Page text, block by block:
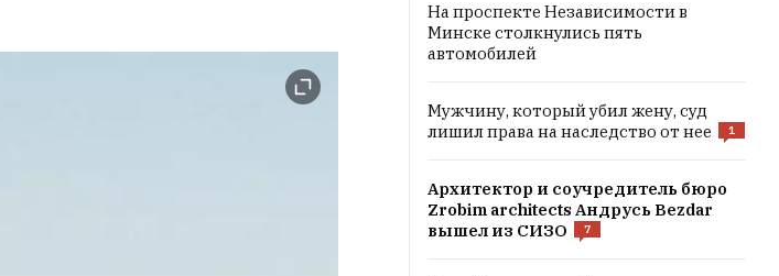
На проспекте Независимости в
Минске столкнулись пять
автомобилей
Мужчину, который убил жену, суд
лишил права на наследство от нее
1
Архитектор и соучредитель бюро
Zrobim architects Андрусь Bezdar
вышел из СИЗО
7